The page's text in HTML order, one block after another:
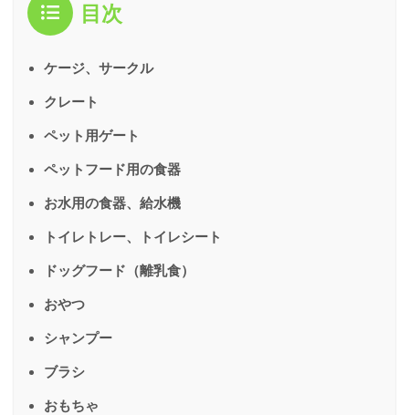
目次
ケージ、サークル
クレート
ペット用ゲート
ペットフード用の食器
お水用の食器、給水機
トイレトレー、トイレシート
ドッグフード（離乳食）
おやつ
シャンプー
ブラシ
おもちゃ